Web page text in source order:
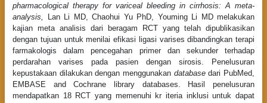
pharmacological therapy for variceal bleeding in cirrhosis: A meta-
analysis,
Lan Li MD, Chaohui Yu PhD, Youming Li MD melakukan
kajian meta analisis dari beragam RCT yang telah dipublikasikan
dengan tujuan untuk menilai efikasi ligasi varises dibandingkan terapi
farmakologis dalam pencegahan primer dan sekunder terhadap
perdarahan varises pada pasien dengan sirosis. Penelusuran
kepustakaan dilakukan dengan menggunakan databasedari PubMed,
EMBASE and Cochrane library databases. Hasil penelusuran
mendapatkan 18 RCT yang memenuhi kr iteria inklusi untuk dapat